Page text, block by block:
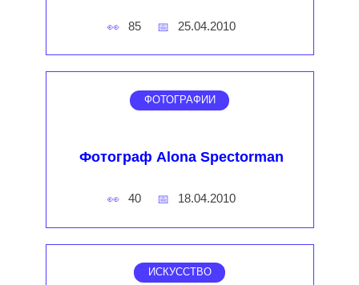
85 25.04.2010
ФОТОГРАФИИ
Фотограф Alona Spectorman
40 18.04.2010
ИСКУССТВО